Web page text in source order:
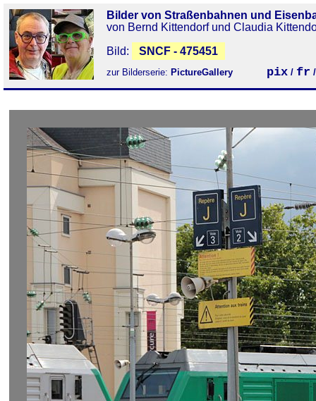
Bilder von Straßenbahnen und
von Bernd Kittendorf und Claudia
Bild:
SNCF - 475451
zur Bilderserie: PictureGallery pix / fr